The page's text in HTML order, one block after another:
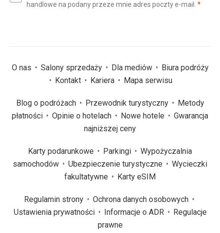
(wymagane)
handlowe na podany przeze mnie adres poczty e-mail. *
O nas Salony sprzedaży Dla mediów
Biura podróży
Kontakt
Kariera Mapa serwisu
Blog o podróżach Przewodnik turystyczny
Metody
płatności
Opinie o hotelach Nowe hotele
Gwarancja
najniższej ceny
Karty podarunkowe Parkingi
Wypożyczalnia
samochodów
Ubezpieczenie turystyczne
Wycieczki
fakultatywne
Karty eSIM
Regulamin strony
Ochrona danych osobowych
Ustawienia prywatności
Informacje o ADR
Regulacje
prawne